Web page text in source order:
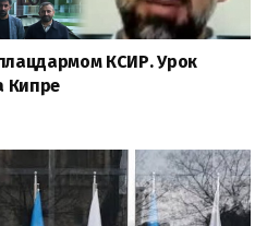
КСИР. Урок
Кипре